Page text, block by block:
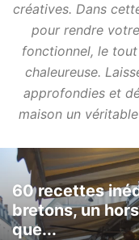
créatives. Dans
pour rendre
fonctionnel, le
chaleureuse.
approfondies et
maison un
60 recettes
bretons, un
que...